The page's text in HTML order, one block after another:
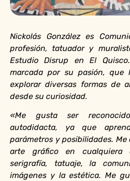
Nickolás González es
profesión, tatuador y
Estudio Disrup en El
marcada por su pasión,
explorar diversas formas de
desde su curiosidad.
«Me gusta ser
autodidacta, ya que
parámetros y posibilidades.
arte gráfico en cualquiera
serigrafía, tatuaje, la
imágenes y la estética. Me